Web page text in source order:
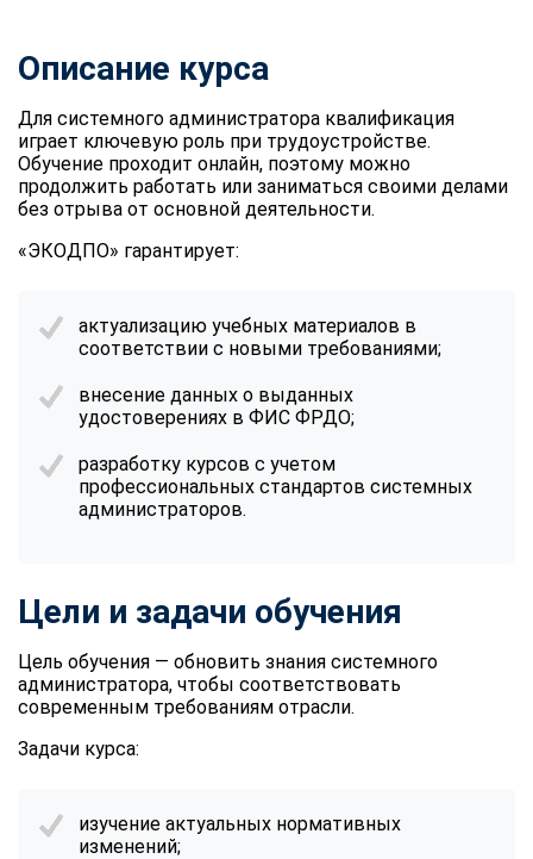
Описание курса
Для системного администратора квалификация
играет ключевую роль при трудоустройстве.
Обучение проходит онлайн, поэтому можно
продолжить работать или заниматься своими делами
без отрыва от основной деятельности.
«ЭКОДПО» гарантирует:
актуализацию учебных материалов в
соответствии с новыми требованиями;
внесение данных о выданных
удостоверениях в ФИС ФРДО;
разработку курсов с учетом
профессиональных стандартов системных
администраторов.
Цели и задачи обучения
Цель обучения — обновить знания системного
администратора, чтобы соответствовать
современным требованиям отрасли.
Задачи курса:
изучение актуальных нормативных
изменений;